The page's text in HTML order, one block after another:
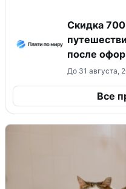
Скидка
после
До 31 августа,
Все